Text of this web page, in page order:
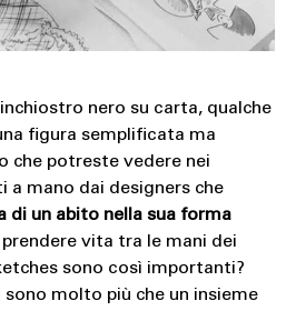
nero su carta, qualche
figura semplificata ma
che potreste vedere nei
a mano dai designers che
di un abito nella sua forma
vita tra le mani dei
sono così importanti?
sono molto più che un insieme